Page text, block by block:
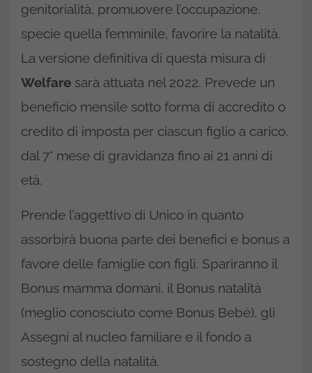
genitorialità, promuovere l’occupazione,
specie quella femminile, favorire la natalità.
La versione definitiva di questa misura di
Welfare sarà attuata nel 2022. Prevede un
beneficio mensile sotto forma di accredito o
credito di imposta per ciascun figlio a carico,
dal 7° mese di gravidanza fino ai 21 anni di
età.
Prende l’aggettivo di Unico in quanto
assorbirà buona parte dei benefici e bonus a
favore delle famiglie con figli. Spariranno il
Bonus mamma domani, il Bonus natalità
(meglio conosciuto come Bonus Bebé), gli
Assegni al nucleo familiare e il fondo a
sostegno della natalità.